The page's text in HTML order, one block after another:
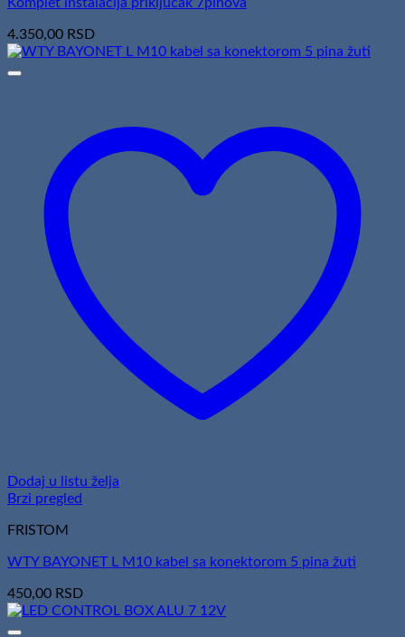
4.350,00 RSD
Dodaj u listu želja
Brzi pregled
FRISTOM
WTY BAYONET L M10 kabel sa konektorom 5 pina žuti
450,00 RSD